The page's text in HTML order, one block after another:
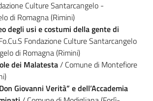
Culture Santarcangelo -
di Romagna (Rimini)
degli usi e costumi della gente di
Fondazione Culture Santarcangelo
di Romagna (Rimini)
dei Malatesta/ Comune di Montefiore
Giovanni Verità” e dell’Accademia